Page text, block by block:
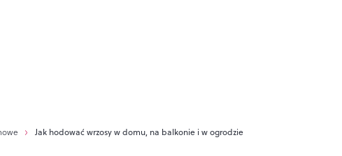
Jak hodować wrzosy w domu, na balkonie i w ogrodzie